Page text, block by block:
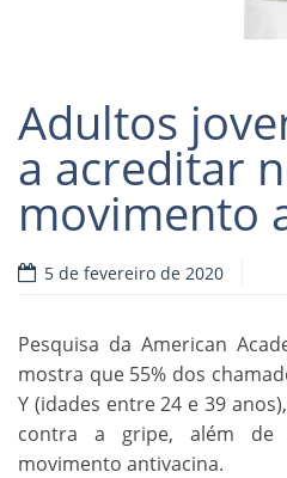
Read
Adultos
a acreditar
movimento
5 de fevereiro de 2020
Pesquisa da American
mostra que 55% dos
Y (idades entre 24 e 39
contra a gripe, além de
movimento antivacina.